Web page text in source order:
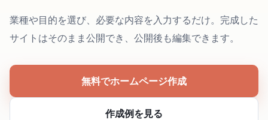
業種や目的を選び、必要な内容を入力するだけ。完成した
サイトはそのまま公開でき、公開後も編集できます。
無料でホームページ作成
作成例を見る